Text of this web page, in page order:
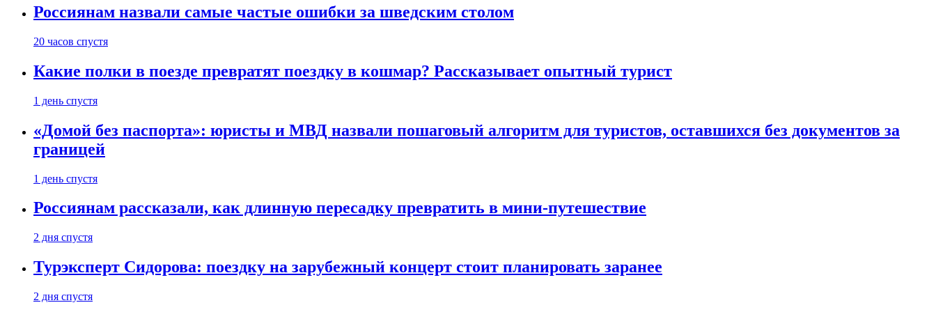
Россиянам назвали самые частые ошибки за шведским столом
20 часов спустя
Какие полки в поезде превратят поездку в кошмар? Рассказывает опытный турист
1 день спустя
«Домой без паспорта»: юристы и МВД назвали пошаговый алгоритм для туристов, оставшихся без документов за
границей
1 день спустя
Россиянам рассказали, как длинную пересадку превратить в мини-путешествие
2 дня спустя
Турэксперт Сидорова: поездку на зарубежный концерт стоит планировать заранее
2 дня спустя